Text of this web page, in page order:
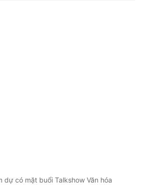
dự có mặt buổi Talkshow Văn hóa